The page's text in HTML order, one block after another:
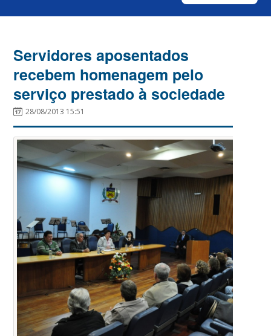
Servidores aposentados
recebem homenagem pelo
serviço prestado à sociedade
28/08/2013 15:51